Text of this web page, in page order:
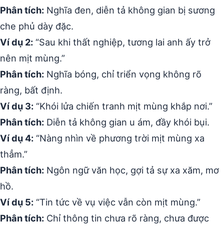
Phân tích: Nghĩa đen, diễn tả không gian bị sương
che phủ dày đặc.
Ví dụ 2: “Sau khi thất nghiệp, tương lai anh ấy trở
nên mịt mùng.”
Phân tích: Nghĩa bóng, chỉ triển vọng không rõ
ràng, bất định.
Ví dụ 3: “Khói lửa chiến tranh mịt mùng khắp nơi.”
Phân tích: Diễn tả không gian u ám, đầy khói bụi.
Ví dụ 4: “Nàng nhìn về phương trời mịt mùng xa
thẳm.”
Phân tích: Ngôn ngữ văn học, gợi tả sự xa xăm, mơ
hồ.
Ví dụ 5: “Tin tức về vụ việc vẫn còn mịt mùng.”
Phân tích: Chỉ thông tin chưa rõ ràng, chưa được